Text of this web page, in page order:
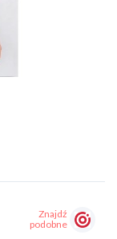
Znajdź
podobne